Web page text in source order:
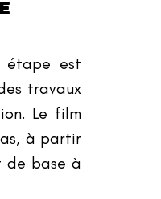
étape est
travaux
Le film
à partir
de base à